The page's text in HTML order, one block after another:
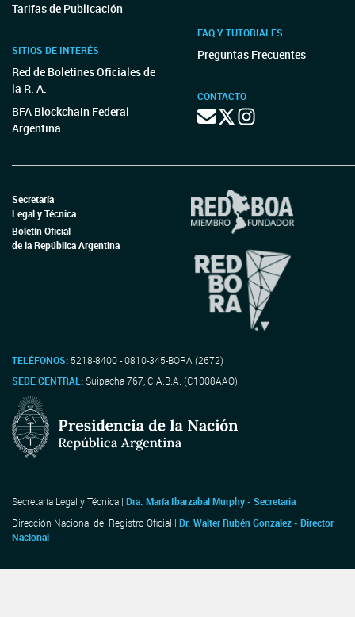
Tarifas de Publicación
SITIOS DE INTERÉS
Red de Boletines Oficiales de
la R. A.
BFA Blockchain Federal
Argentina
FAQ Y TUTORIALES
Preguntas Frecuentes
CONTACTO
Secretaría
Legal y Técnica
Boletín Oficial
de la República Argentina
TELÉFONOS: 5218-8400 - 0810-345-BORA (2672)
SEDE CENTRAL:Suipacha 767, C.A.B.A. (C1008AAO)
Secretaría Legal y Técnica | Dra. María Ibarzabal Murphy - Secretaria
Dirección Nacional del Registro Oficial | Dr. Walter Rubén Gonzalez - Director
Nacional